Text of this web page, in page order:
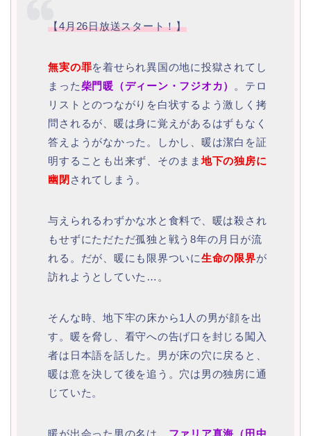
【4月26日放送スタート！】
無実の罪を着せられ異国の地に投獄されてし
まった柴門暖（ディーン・フジオカ）
。テロ
リストとのつながりを白状するよう激しく拷
問されるが、暖は身に覚えがあるはずもなく
答えようがなかった。しかし、暖は潔白を証
明することも出来ず、そのまま地下の独房に
幽閉 されてしまう。
与えられるわずかな水と食料で、暖は殺され
もせずにただただ孤独と戦う8年の月日が流
れる。だが、暖にも限界ついに生命の限界が
訪れようとしていた…。
そんな時、地下牢の床から1人の男が顔を出
す。暖を脅し、看守への告げ口を封じる闖入
者は日本語を話した。男が床の穴に戻ると、
暖は意を決して後を追う。穴は男の独房に通
じていた。
暖が出会った男の名は、 ファリア真海（田中